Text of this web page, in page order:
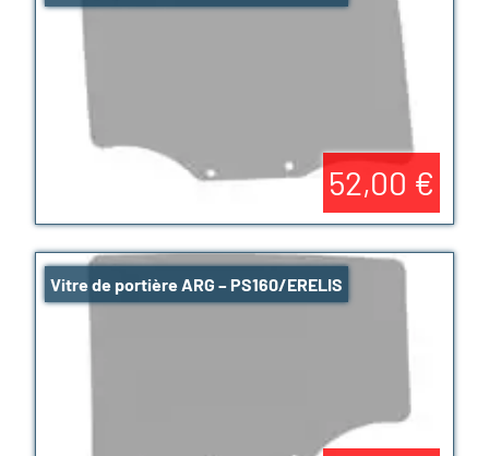
52,00 €
Vitre de portière ARG – PS160/ERELIS